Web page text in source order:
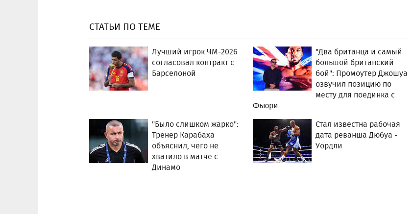
СТАТЬИ ПО ТЕМЕ
Лучший игрок ЧМ-2026
согласовал контракт с
Барселоной
"Два британца и самый
большой британский
бой": Промоутер Джошуа
озвучил позицию по
месту для поединка с
Фьюри
"Было слишком жарко":
Тренер Карабаха
объяснил, чего не
хватило в матче с
Динамо
Стал известна рабочая
дата реванша Дюбуа -
Уордли